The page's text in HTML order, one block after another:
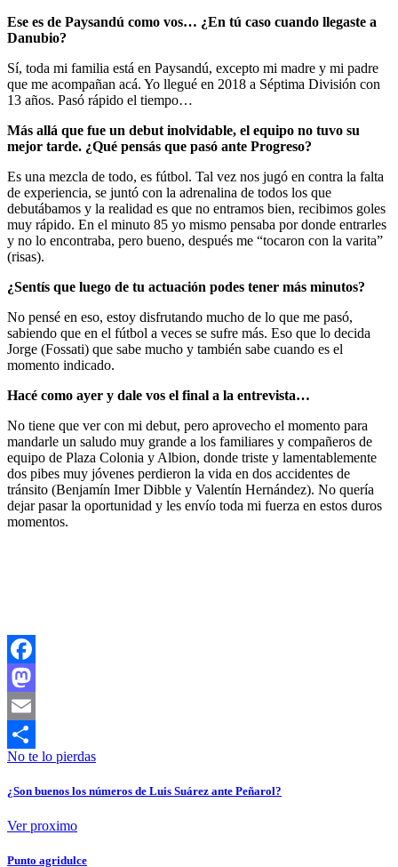
Ese es de Paysandú como vos… ¿En tú caso cuando llegaste a
Danubio?
Sí, toda mi familia está en Paysandú, excepto mi madre y mi padre
que me acompañan acá. Yo llegué en 2018 a Séptima División con
13 años. Pasó rápido el tiempo…
Más allá que fue un debut inolvidable, el equipo no tuvo su
mejor tarde. ¿Qué pensás que pasó ante Progreso?
Es una mezcla de todo, es fútbol. Tal vez nos jugó en contra la falta
de experiencia, se juntó con la adrenalina de todos los que
debutábamos y la realidad es que no entramos bien, recibimos goles
muy rápido. En el minuto 85 yo mismo pensaba por donde entrarles
y no lo encontraba, pero bueno, después me “tocaron con la varita”
(risas).
¿Sentís que luego de tu actuación podes tener más minutos?
No pensé en eso, estoy disfrutando mucho de lo que me pasó,
sabiendo que en el fútbol a veces se sufre más. Eso que lo decida
Jorge (Fossati) que sabe mucho y también sabe cuando es el
momento indicado.
Hacé como ayer y dale vos el final a la entrevista…
No tiene que ver con mi debut, pero aprovecho el momento para
mandarle un saludo muy grande a los familiares y compañeros de
equipo de Plaza Colonia y Albion, donde triste y lamentablemente
dos pibes muy jóvenes perdieron la vida en dos accidentes de
tránsito (Benjamín Imer Dibble y Valentín Hernández). No quería
dejar pasar la oportunidad y les envío toda mi fuerza en estos duros
momentos.
Facebook
Mastodon
Email
Compartir
No te lo pierdas
¿Son buenos los números de Luis Suárez ante Peñarol?
Ver proximo
Punto agridulce